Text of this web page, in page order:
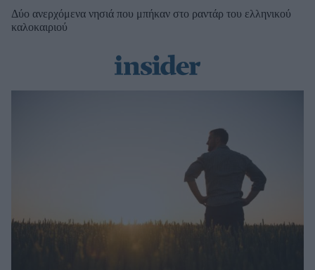
Δύο ανερχόμενα νησιά που μπήκαν στο ραντάρ του ελληνικού
καλοκαιριού